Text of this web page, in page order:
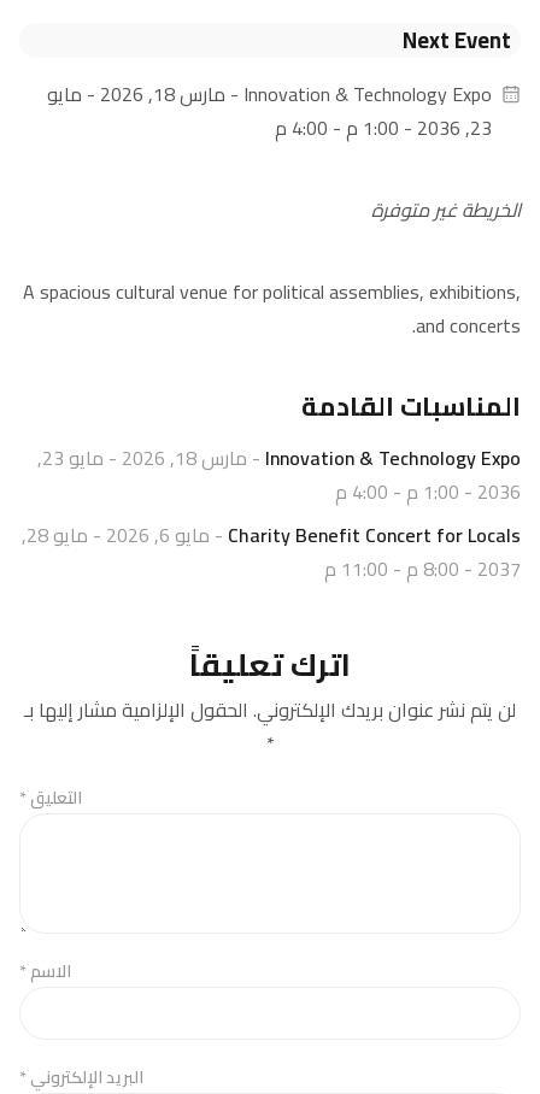
Next Event
Innovation & Technology Expo
- مارس 18, 2026 - مايو
23, 2036 - 1:00 م - 4:00 م
الخريطة غير متوفرة
A spacious cultural venue for political assemblies, exhibitions,
and concerts.
المناسبات القادمة
Innovation & Technology Expo
- مارس 18, 2026 - مايو 23,
2036 - 1:00 م - 4:00 م
Charity Benefit Concert for Locals
- مايو 6, 2026 - مايو 28,
2037 - 8:00 م - 11:00 م
اترك تعليقاً
لن يتم نشر عنوان بريدك الإلكتروني. الحقول الإلزامية مشار إليها بـ
*
التعليق*
الاسم*
البريد الإلكتروني*